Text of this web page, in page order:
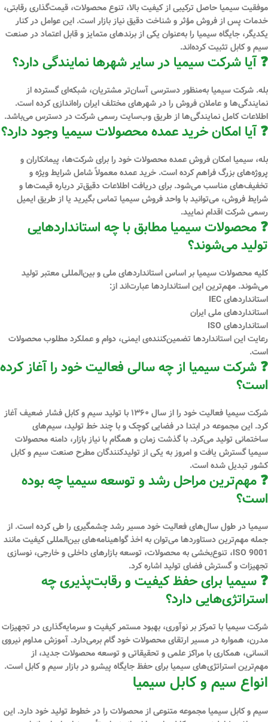
موفقیت سیمیا حاصل ترکیبی ازکیفیت بالا، تنوع محصولات، قیمت‌گذاری رقابتی،
خدمات پس از فروش مؤثرو شناخت دقیق نیاز بازار است. این عوامل در کنار
یکدیگر، جایگاه سیمیا را به‌عنوان یکی از برندهای متمایز و قابل اعتماد در صنعت
سیم و کابل تثبیت کرده‌اند.
❓ آیا شرکت سیمیا در سایر شهرها نمایندگی دارد؟
بله. شرکت سیمیا به‌منظور دسترسی آسان‌تر مشتریان، شبکه‌ای گسترده از
نمایندگی‌ها و عاملان فروشرا در شهرهای مختلف ایران راه‌اندازی کرده است.
اطلاعات کامل نمایندگی‌ها از طریق وب‌سایت رسمی شرکت در دسترس می‌باشد.
❓ آیا امکان خرید عمده محصولات سیمیا وجود دارد؟
بله، سیمیا امکانفروش عمدهمحصولات خود را برای شرکت‌ها، پیمانکاران و
پروژه‌های بزرگ فراهم کرده است. خرید عمده معمولاً شاملشرایط ویژه و
تخفیف‌های مناسبمی‌شود. برای دریافت اطلاعات دقیق‌تر درباره قیمت‌ها و
شرایط فروش، می‌توانید با واحد فروش سیمیا تماس بگیرید یا از طریق ایمیل
رسمی شرکت اقدام نمایید.
❓ محصولات سیمیا مطابق با چه استانداردهایی
تولید می‌شوند؟
کلیه محصولات سیمیا بر اساساستانداردهای ملی و بین‌المللی معتبر تولید
می‌شوند. مهم‌ترین این استانداردها عبارت‌اند از:
استانداردهای IEC
استانداردهای ملی ایران
استانداردهای ISO
رعایت این استانداردها تضمین‌کننده‌ی ایمنی، دوام و عملکرد مطلوب محصولات
است.
❓ شرکت سیمیا از چه سالی فعالیت خود را آغاز کرده
است؟
شرکت سیمیا فعالیت خود را از سال ۱۳۶۰ با تولید سیم و کابل فشار ضعیف آغاز
کرد. این مجموعه در ابتدا در فضایی کوچک و با چند خط تولید، سیم‌های
ساختمانی تولید می‌کرد. با گذشت زمان و همگام با نیاز بازار، دامنه محصولات
سیمیا گسترش یافت و امروز به یکی از تولیدکنندگان مطرح صنعت سیم و کابل
کشور تبدیل شده است.
❓ مهم‌ترین مراحل رشد و توسعه سیمیا چه بوده
است؟
سیمیا در طول سال‌های فعالیت خود مسیر رشد چشمگیری را طی کرده است. از
جمله مهم‌ترین دستاوردها می‌توان بهاخذ گواهینامه‌های بین‌المللی کیفیت مانند
ISO 9001، تنوع‌بخشی به محصولات، توسعه بازارهای داخلی و خارجی، نوسازی
تجهیزات و گسترش فضای تولیداشاره کرد.
❓ سیمیا برای حفظ کیفیت و رقابت‌پذیری چه
استراتژی‌هایی دارد؟
شرکت سیمیا با تمرکز برنوآوری، بهبود مستمر کیفیت و سرمایه‌گذاری در تجهیزات
مدرن، همواره در مسیر ارتقای محصولات خود گام برمی‌دارد. آموزش مداوم نیروی
انسانی، همکاری با مراکز علمی و تحقیقاتی و توسعه محصولات جدید، از
مهم‌ترین استراتژی‌های سیمیا برای حفظ جایگاه پیشرو در بازار سیم و کابل است.
انواع سیم و کابل سیمیا
سیم و کابل سیمیا مجموعه متنوعی از محصولات را در خطوط تولید خود دارد. این